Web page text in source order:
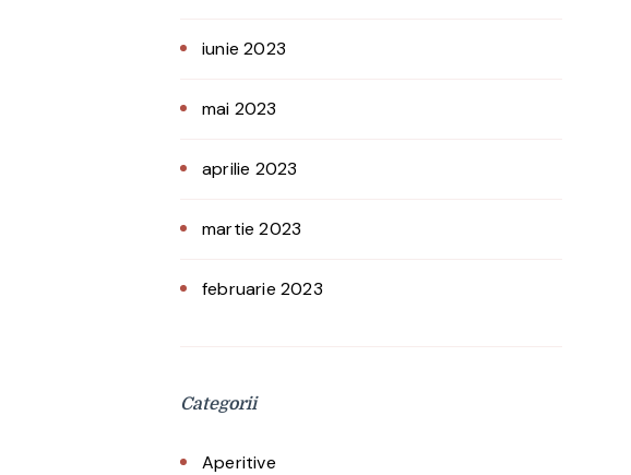
iunie 2023
mai 2023
aprilie 2023
martie 2023
februarie 2023
Categorii
Aperitive